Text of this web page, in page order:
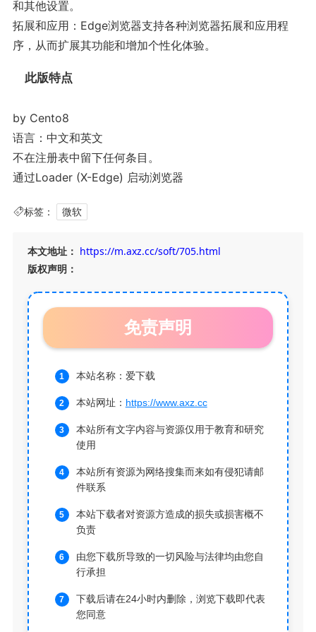
和其他设置。
拓展和应用：Edge浏览器支持各种浏览器拓展和应用程
序，从而扩展其功能和增加个性化体验。
此版特点
by Cento8
语言：中文和英文
不在注册表中留下任何条目。
通过Loader (X-Edge) 启动浏览器
标签： 微软
本文地址： https://m.axz.cc/soft/705.html
版权声明：
免责声明
本站名称：爱下载
本站网址： https://www.axz.cc
本站所有文字内容与资源仅用于教育和研究
使用
本站所有资源为网络搜集而来如有侵犯请邮
件联系
本站下载者对资源方造成的损失或损害概不
负责
由您下载所导致的一切风险与法律均由您自
行承担
下载后请在24小时内删除，浏览下载即代表
您同意